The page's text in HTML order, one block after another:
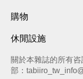
購物
休閒設施
關於本雜誌的所有
部：